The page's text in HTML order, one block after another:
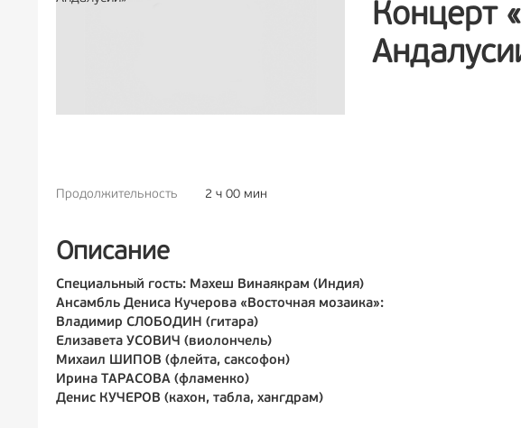
Концерт
Продолжительность 2 ч 00 мин
Описание
Специальный гость: Махеш Винаякрам (Индия)
Ансамбль Дениса Кучерова «Восточная мозаика»:
Владимир СЛОБОДИН (гитара)
Елизавета УСОВИЧ (виолончель)
Михаил ШИПОВ (флейта, саксофон)
Ирина ТАРАСОВА (фламенко)
Денис КУЧЕРОВ (кахон, табла, хангдрам)